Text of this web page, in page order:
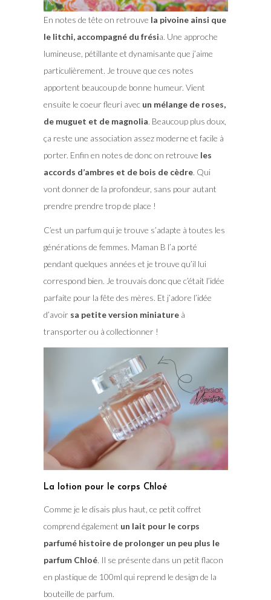
En notes de tête on retrouve la pivoine ainsi que
le litchi, accompagné du frésia. Une approche
lumineuse, pétillante et dynamisante que j’aime
particulièrement. Je trouve que ces notes
apportent beaucoup de bonne humeur. Vient
ensuite le coeur fleuri avecun mélange de roses,
de muguet et de magnolia. Beaucoup plus doux,
ça reste une association assez moderne et facile à
porter. Enfin en notes de donc on retrouve les
accords d’ambres et de bois de cèdre. Qui
vont donner de la profondeur, sans pour autant
prendre prendre trop de place !
C’est un parfum qui je trouve s’adapte à toutes les
générations de femmes. Maman B l’a porté
pendant quelques années et je trouve qu’il lui
correspond bien. Je trouvais donc que c’était l’idée
parfaite pour la fête des mères. Et j’adore l’idée
d’avoir sa petite version miniature à
transporter ou à collectionner !
La lotion pour le corps Chloé
Comme je le disais plus haut, ce petit coffret
comprend également un lait pour le corps
parfumé histoire de prolonger un peu plus le
parfum Chloé. Il se présente dans un petit flacon
en plastique de 100ml qui reprend le design de la
bouteille de parfum.